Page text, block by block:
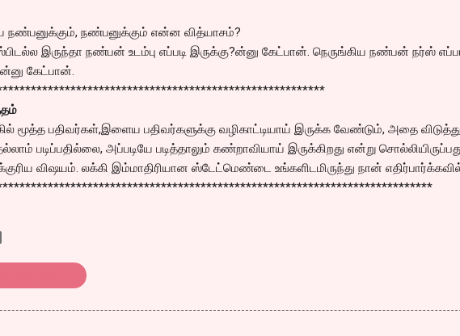
நண்பனுக்கும், நண்பனுக்கும் என்ன வித்யாசம்?
இருந்தா நண்பன் உடம்பு எப்படி இருக்கு?ன்னு கேட்பான். நெருங்கிய நண்பன் நர்ஸ்
கேட்பான்.
மூத்த பதிவர்கள்,இளைய பதிவர்களுக்கு வழிகாட்டியாய் இருக்க வேண்டும், அதை
படிப்பதில்லை, அப்படியே படித்தாலும் கண்றாவியாய் இருக்கிறது என்று
விஷயம். லக்கி இம்மாதிரியான ஸ்டேட்மெண்டை உங்களிடமிருந்து நான்